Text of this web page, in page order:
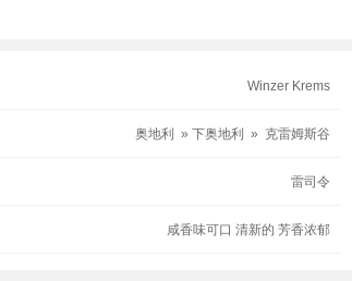
Winzer Krems
奥地利 » 下奥地利 » 克雷姆斯谷
雷司令
咸香味可口 清新的 芳香浓郁